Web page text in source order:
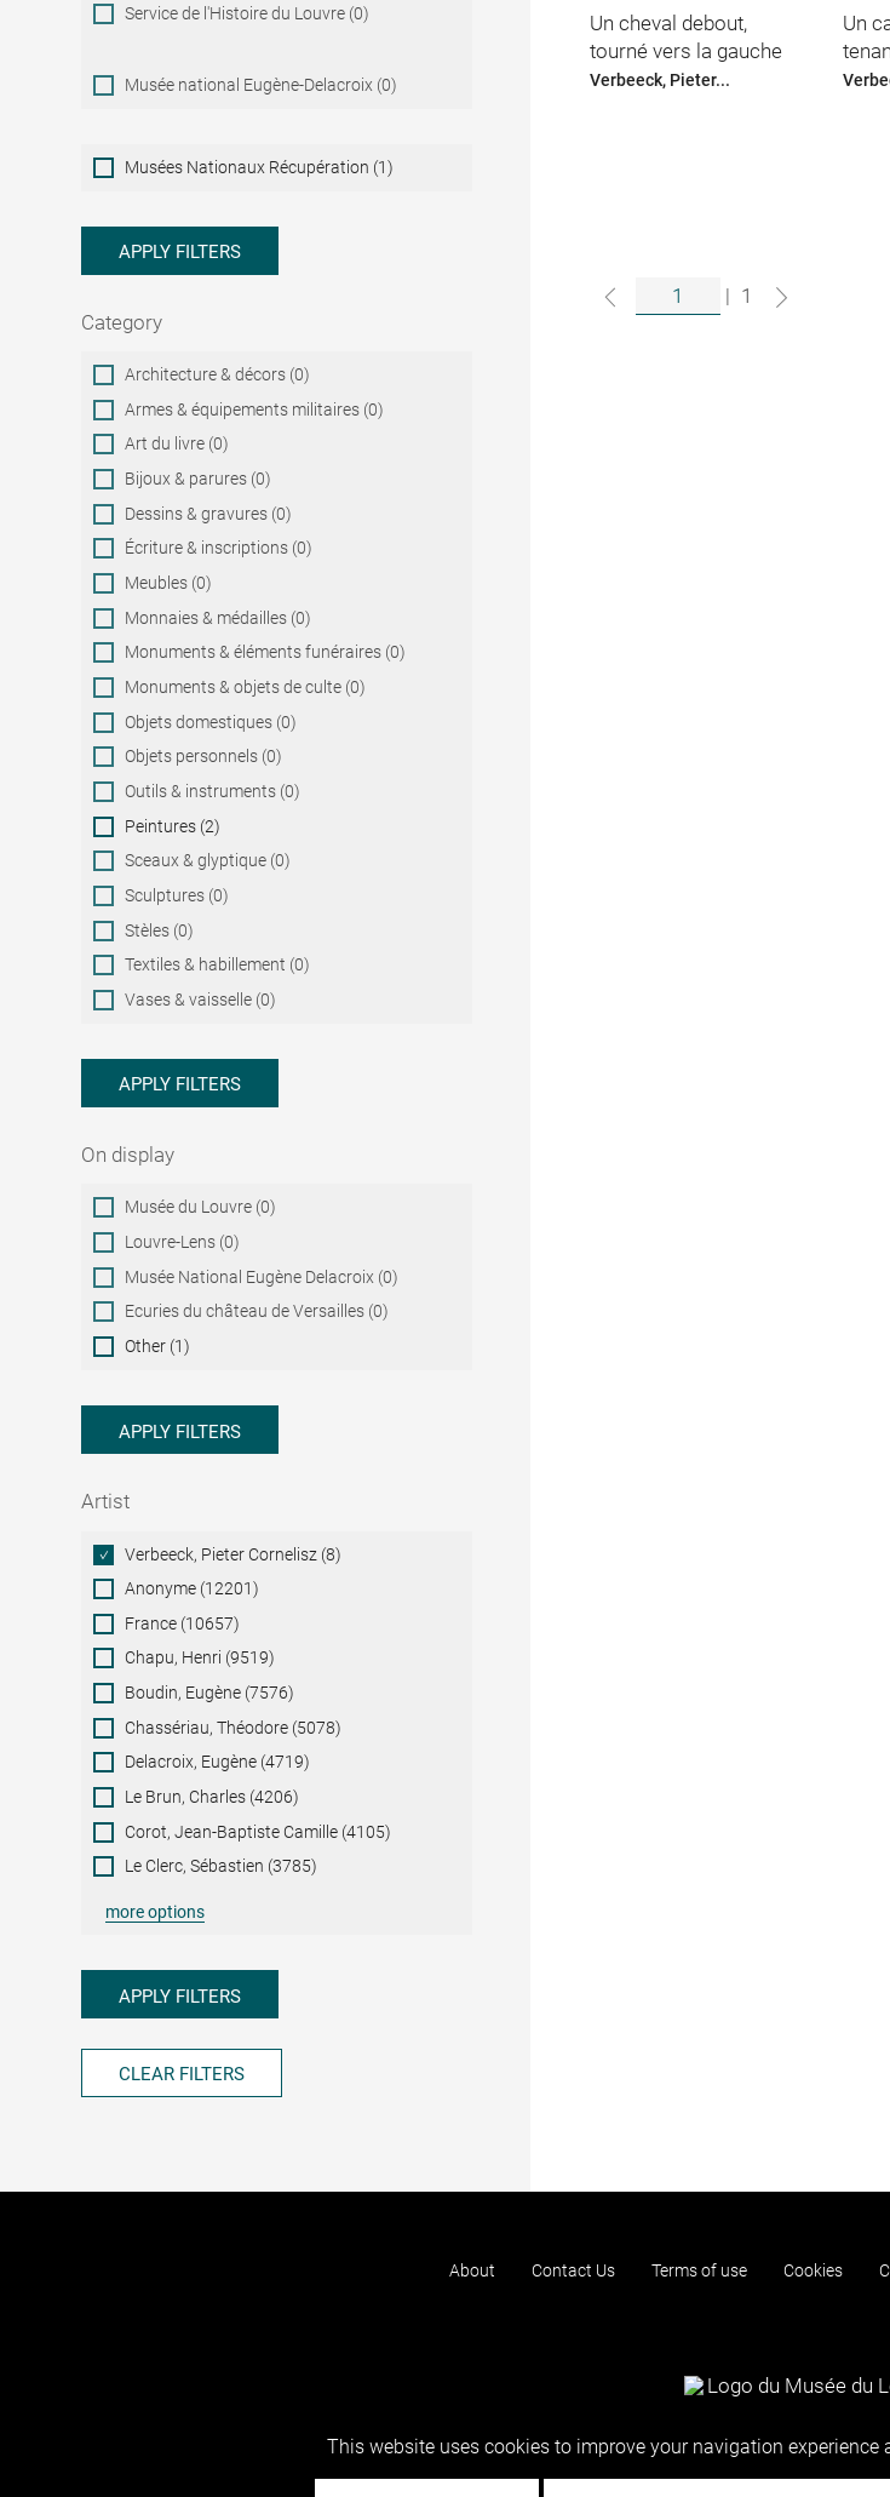
Service de l'Histoire du Louvre (0)
Musée national Eugène-Delacroix (0)
Musées
Nationaux
Musées Nationaux Récupération (1)
APPLY FILTERS
Category
Category
Architecture & décors (0)
Armes & équipements militaires (0)
Art du livre (0)
Bijoux & parures (0)
Dessins & gravures (0)
Écriture & inscriptions (0)
Meubles (0)
Monnaies & médailles (0)
Monuments & éléments funéraires (0)
Monuments & objets de culte (0)
Objets domestiques (0)
Objets personnels (0)
Outils & instruments (0)
Peintures (2)
Sceaux & glyptique (0)
Sculptures (0)
Stèles (0)
Textiles & habillement (0)
Vases & vaisselle (0)
APPLY FILTERS
On display
On
display
Musée du Louvre (0)
Louvre-Lens (0)
Musée National Eugène Delacroix (0)
Ecuries du château de Versailles (0)
Other (1)
APPLY FILTERS
Artist
ArtistVerbeeck, Pieter Cornelisz (8)
Anonyme (12201)
France (10657)
Chapu, Henri (9519)
Boudin, Eugène (7576)
Chassériau, Théodore (5078)
Delacroix, Eugène (4719)
Le Brun, Charles (4206)
Corot, Jean-Baptiste Camille (4105)
Le Clerc, Sébastien (3785)
more options
APPLY FILTERS
CLEAR FILTERS
Un cheval debout,
tourné vers la gauche
Verbeeck, Pieter...
Un
| 1
About Contact Us Terms of use Cookies
This website uses cookies to improve your navigation